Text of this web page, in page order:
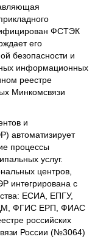
ФСТЭК
его
безопасности и
информационных
реестре
Минкомсвязи
и
автоматизирует
процессы
услуг.
центров,
интегрирована с
ЕСИА, ЕПГУ,
ФГИС ЕРП, ФИАС
российских
России (№3064)